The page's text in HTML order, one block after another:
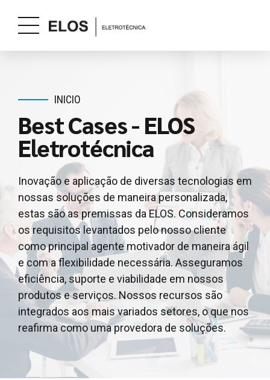
INICIO
Best Cases - ELOS
Eletrotécnica
Inovação e aplicação de diversas tecnologias em
nossas soluções de maneira personalizada,
estas são as premissas da ELOS. Consideramos
os requisitos levantados pelo nosso cliente
como principal agente motivador de maneira ágil
e com a flexibilidade necessária. Asseguramos
eficiência, suporte e viabilidade em nossos
produtos e serviços. Nossos recursos são
integrados aos mais variados setores, o que nos
reafirma como uma provedora de soluções.